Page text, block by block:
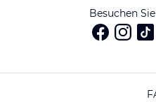
Besuchen